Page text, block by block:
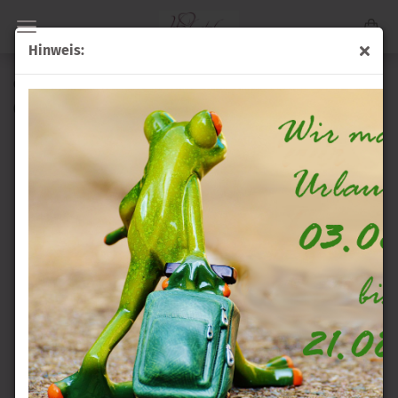
Hinweis:
PartyDeco -
ul.
1, Ustowo,
70-001
Polen